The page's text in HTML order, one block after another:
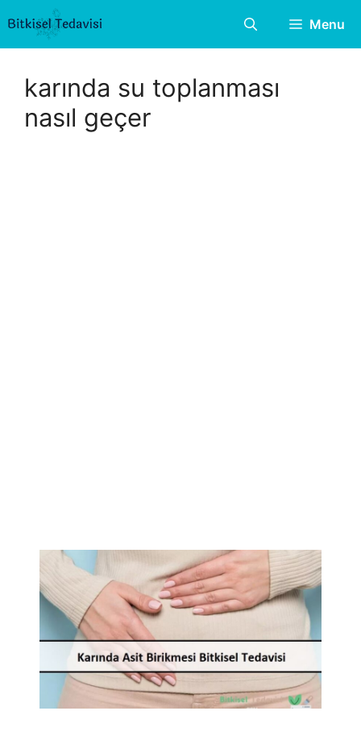
Menu
karında su toplanması
nasıl geçer